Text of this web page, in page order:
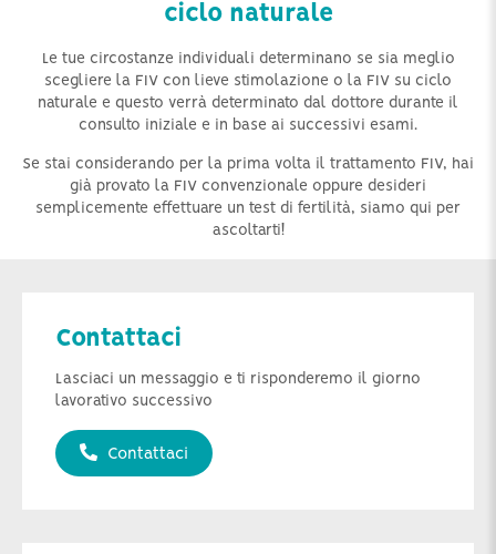
ciclo naturale
Le tue circostanze individuali determinano se sia meglio
scegliere la FIV con lieve stimolazione o la FIV su ciclo
naturale e questo verrà determinato dal dottore durante il
consulto iniziale e in base ai successivi esami.
Se stai considerando per la prima volta il trattamento FIV, hai
già provato la FIV convenzionale oppure desideri
semplicemente effettuare un test di fertilità, siamo qui per
ascoltarti!
Contattaci
Lasciaci un messaggio e ti risponderemo il giorno
lavorativo successivo
Contattaci